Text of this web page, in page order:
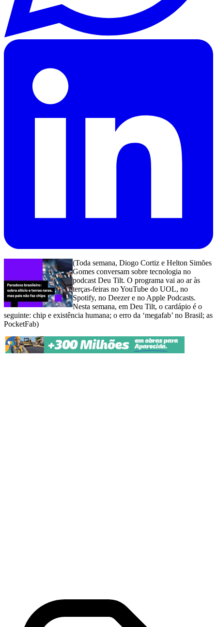
(Toda semana, Diogo Cortiz e Helton Simões
Gomes conversam sobre tecnologia no
podcast Deu Tilt. O programa vai ao ar às
terças-feiras no YouTube do UOL, no
Spotify, no Deezer e no Apple Podcasts.
Nesta semana, em Deu Tilt, o cardápio é o
seguinte: chip e existência humana; o erro da ‘megafab’ no Brasil; as
PocketFab)